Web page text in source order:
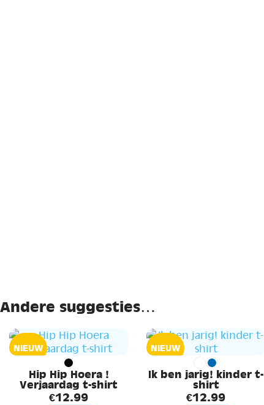
Andere suggesties…
NIEUW
Hip Hip Hoera !
Verjaardag t-shirt
€12.99
NIEUW
Ik ben jarig! kinder t-
shirt
€12.99